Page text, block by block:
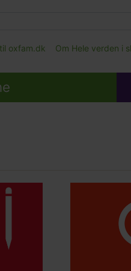
oxfam.dk Om Hele verden i